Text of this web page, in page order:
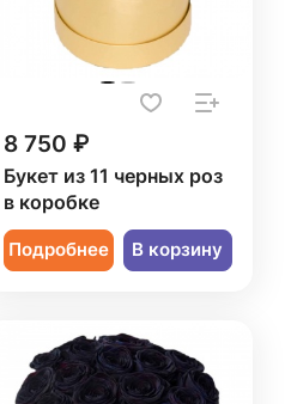
8 750 ₽
Букет из 11 черных роз
в коробке
Подробнее В корзину